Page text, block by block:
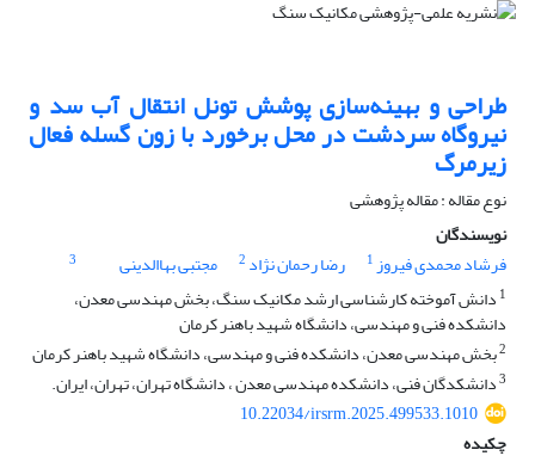
طراحی و بهینه‌سازی پوشش تونل انتقال آب سد و
نیروگاه سردشت در محل برخورد با زون گسله فعال
زیرمرگ
نوع مقاله : مقاله پژوهشی
نویسندگان
فرشاد محمدی فیروز1 رضا رحمان نژاد 2 مجتبی بهاالدینی
3
1 دانش آموخته کارشناسی ارشد مکانیک سنگ، بخش مهندسی معدن،
دانشکده فنی و مهندسی، دانشگاه شهید باهنر کرمان
2بخش مهندسی معدن، دانشکده فنی و مهندسی، دانشگاه شهید باهنر کرمان
3دانشکدگان فنی، دانشکده مهندسی معدن ، دانشگاه تهران، تهران، ایران.
10.22034/irsrm.2025.499533.1010
چکیده